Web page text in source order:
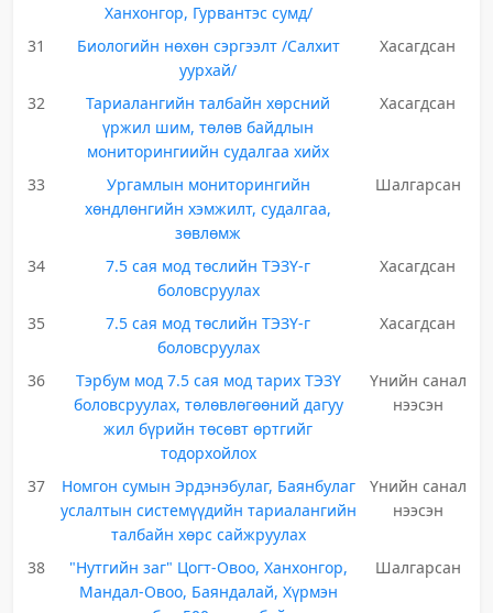
Ханхонгор, Гурвантэс сумд/
31
Биологийн нөхөн сэргээлт /Салхит
уурхай/
Хасагдсан
32
Тариалангийн талбайн хөрсний
үржил шим, төлөв байдлын
мониторингиийн судалгаа хийх
Хасагдсан
33
Ургамлын мониторингийн
хөндлөнгийн хэмжилт, судалгаа,
зөвлөмж
Шалгарсан
34
7.5 сая мод төслийн ТЭЗҮ-г
боловсруулах
Хасагдсан
35
7.5 сая мод төслийн ТЭЗҮ-г
боловсруулах
Хасагдсан
36
Тэрбум мод 7.5 сая мод тарих ТЭЗҮ
боловсруулах, төлөвлөгөөний дагуу
жил бүрийн төсөвт өртгийг
тодорхойлох
Үнийн санал
нээсэн
37
Номгон сумын Эрдэнэбулаг, Баянбулаг
услалтын системүүдийн тариалангийн
талбайн хөрс сайжруулах
Үнийн санал
нээсэн
38
"Нутгийн заг" Цогт-Овоо, Ханхонгор,
Мандал-Овоо, Баяндалай, Хүрмэн
Шалгарсан